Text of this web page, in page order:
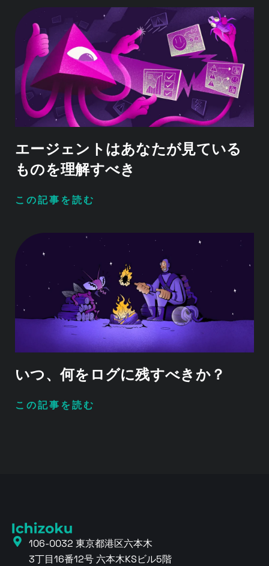
エージェントはあなたが見ている
ものを理解すべき
この記事を読む
いつ、何をログに残すべきか？
この記事を読む
106-0032 東京都港区六本木
3丁目16番12号 六本木KSビル5階